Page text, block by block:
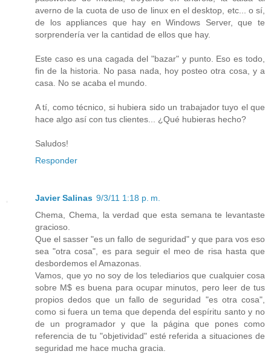
averno de la cuota de uso de linux en el desktop, etc... o sí,
de los appliances que hay en Windows Server, que te
sorprendería ver la cantidad de ellos que hay.
Este caso es una cagada del "bazar" y punto. Eso es todo,
fin de la historia. No pasa nada, hoy posteo otra cosa, y a
casa. No se acaba el mundo.
A tí, como técnico, si hubiera sido un trabajador tuyo el que
hace algo así con tus clientes... ¿Qué hubieras hecho?
Saludos!
Responder
Javier Salinas 9/3/11 1:18 p. m.
Chema, Chema, la verdad que esta semana te levantaste
gracioso.
Que el sasser "es un fallo de seguridad" y que para vos eso
sea "otra cosa", es para seguir el meo de risa hasta que
desbordemos el Amazonas.
Vamos, que yo no soy de los telediarios que cualquier cosa
sobre M$ es buena para ocupar minutos, pero leer de tus
propios dedos que un fallo de seguridad "es otra cosa",
como si fuera un tema que dependa del espíritu santo y no
de un programador y que la página que pones como
referencia de tu "objetividad" esté referida a situaciones de
seguridad me hace mucha gracia.